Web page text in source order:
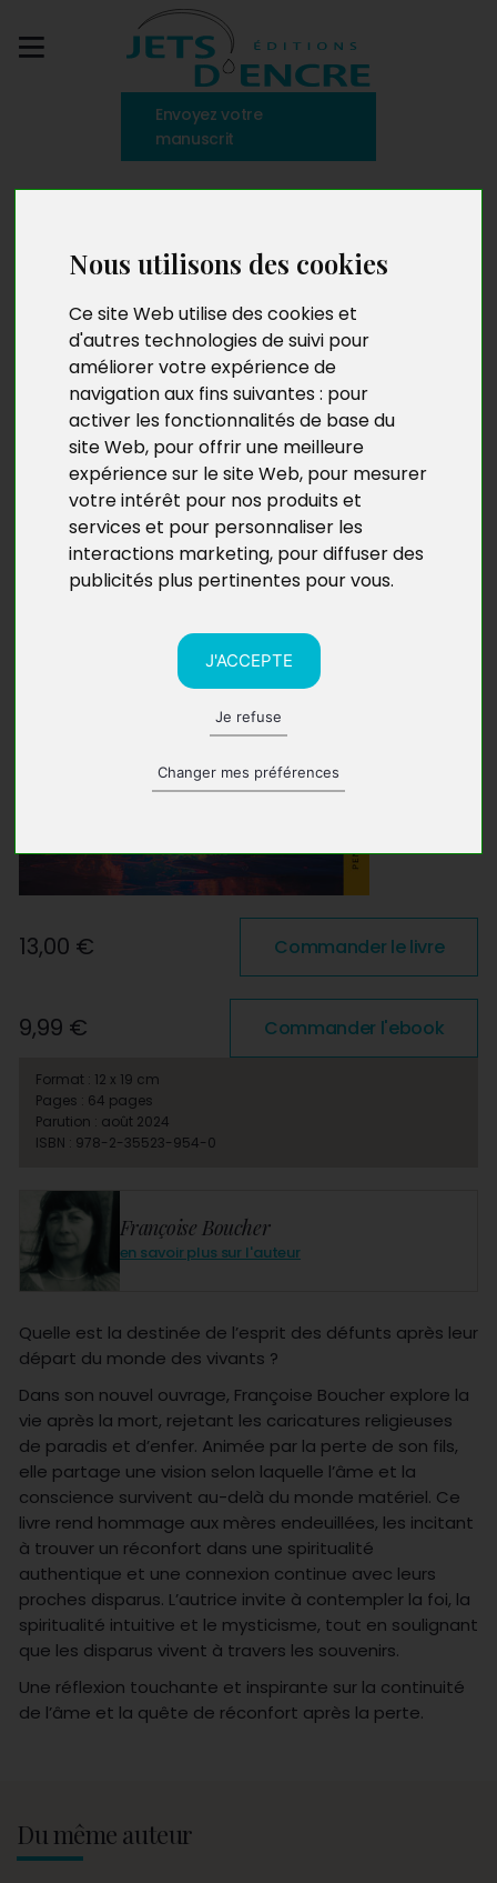
Nous utilisons des cookies
Ce site Web utilise des cookies et
d'autres technologies de suivi pour
améliorer votre expérience de
navigation aux fins suivantes : pour
activer les fonctionnalités de base du
site Web, pour offrir une meilleure
expérience sur le site Web, pour mesurer
votre intérêt pour nos produits et
services et pour personnaliser les
interactions marketing, pour diffuser des
publicités plus pertinentes pour vous.
J'ACCEPTE
Je refuse
Changer mes préférences
Envoyez votre
manuscrit
delà
Françoise Boucher
en savoir plus sur l'auteur
Quelle est la destinée de l’esprit des défunts après leur
départ du monde des vivants ?
Dans son nouvel ouvrage, Françoise Boucher explore la
vie après la mort, rejetant les caricatures religieuses
de paradis et d’enfer. Animée par la perte de son fils,
elle partage une vision selon laquelle l’âme et la
conscience survivent au-delà du monde matériel. Ce
livre rend hommage aux mères endeuillées, les incitant
à trouver un réconfort dans une spiritualité
authentique et une connexion continue avec leurs
proches disparus. L’autrice invite à contempler la foi, la
spiritualité intuitive et le mysticisme, tout en soulignant
que les disparus vivent à travers les souvenirs.
Une réflexion touchante et inspirante sur la continuité
de l’âme et la quête de réconfort après la perte.
13,00 € Commander le livre
9,99 € Commander l'ebook
Format : 12 x 19 cm
Pages : 64 pages
Parution : août 2024
ISBN : 978-2-35523-954-0
Du même auteur